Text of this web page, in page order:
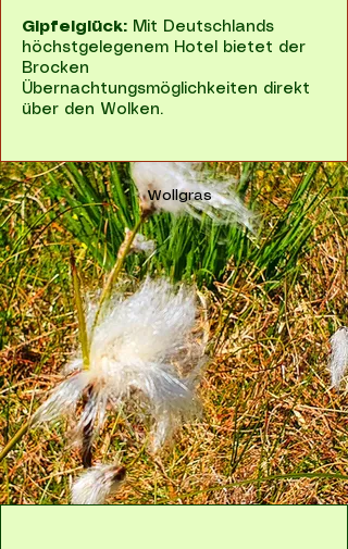
Gipfelglück: Mit Deutschlands
höchstgelegenem Hotel bietet der
Brocken
Übernachtungsmöglichkeiten direkt
über den Wolken.
Wollgras